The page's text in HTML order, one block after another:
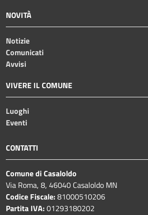
NOVITÀ
Notizie
Comunicati
Avvisi
VIVERE IL COMUNE
Luoghi
Eventi
CONTATTI
Comune di Casaloldo
Via Roma, 8, 46040 Casaloldo MN
Codice Fiscale:81000510206
Partita IVA:01293180202